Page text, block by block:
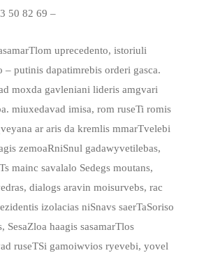
50 82 69 –
uprecedento, istoriuli
– putinis dapatimrebis orderi gasca.
moxda gavleniani lideris amgvari
miuxedavad imisa, rom ruseTi romis
ar aris da kremlis mmarTvelebi
zemoaRniSnul gadawyvetilebas,
mainc savalalo Sedegs moutans,
dialogs aravin moisurvebs, rac
izolacias niSnavs saerTaSoriso
SesaZloa haagis sasamarTlos
ruseTSi gamoiwvios ryevebi, yovel